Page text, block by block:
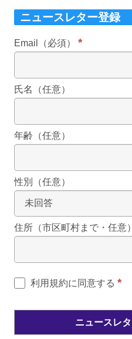
ニュースレター登録
Email（必須） *
氏名（任意）
年齢（任意）
性別（任意）
住所（市区町村まで・任意）
利用規約に同意する *